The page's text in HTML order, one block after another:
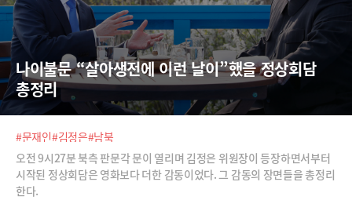
나이불문 “살아생전에 이런 날이”했을 정상회담
총정리
#문재인#김정은#남북
오전 9시27분 북측 판문각 문이 열리며 김정은 위원장이 등장하면서부터
시작된 정상회담은 영화보다 더한 감동이었다. 그 감동의 장면들을 총정리
한다.